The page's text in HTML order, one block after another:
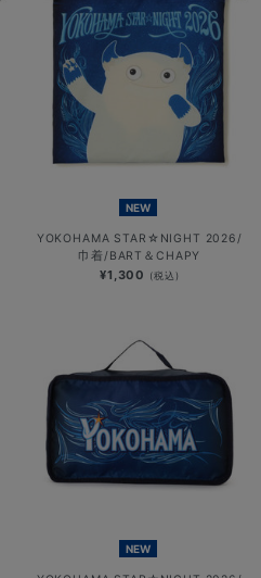
NEW
YOKOHAMA STAR☆NIGHT 2026/
巾着/BART＆CHAPY
¥1,300 (税込)
NEW